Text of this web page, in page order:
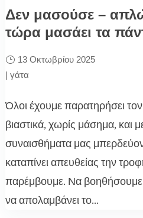
Δεν μασούσε –
τώρα μασάει τα
13 Οκτωβρίου 2025
| γάτα
Όλοι έχουμε παρατηρήσει
βιαστικά, χωρίς μάσημα, και
συναισθήματα μας
καταπίνει απευθείας την
παρέμβουμε. Να
να απολαμβάνει το...